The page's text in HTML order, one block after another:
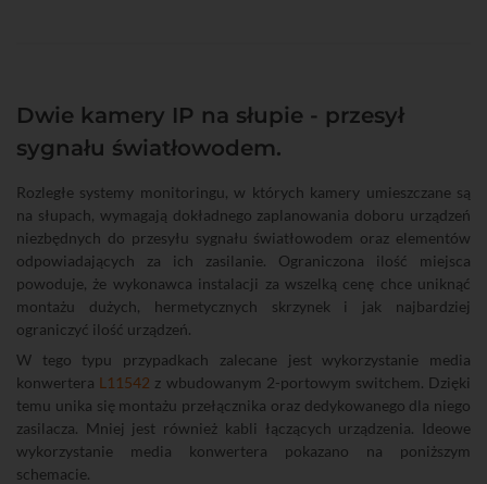
Dwie kamery IP na słupie - przesył
sygnału światłowodem.
Rozległe systemy monitoringu, w których kamery umieszczane są
na słupach, wymagają dokładnego zaplanowania doboru urządzeń
niezbędnych do przesyłu sygnału światłowodem oraz elementów
odpowiadających za ich zasilanie. Ograniczona ilość miejsca
powoduje, że wykonawca instalacji za wszelką cenę chce uniknąć
montażu dużych, hermetycznych skrzynek i jak najbardziej
ograniczyć ilość urządzeń.
W tego typu przypadkach zalecane jest wykorzystanie media
konwertera L11542 z wbudowanym 2-portowym switchem. Dzięki
temu unika się montażu przełącznika oraz dedykowanego dla niego
zasilacza. Mniej jest również kabli łączących urządzenia. Ideowe
wykorzystanie media konwertera pokazano na poniższym
schemacie.